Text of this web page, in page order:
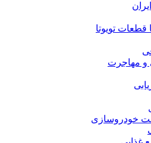
قطعات تویوتا
مهاجرت
خودروسازی